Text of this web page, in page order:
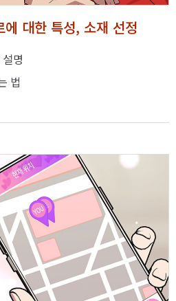
대한 특성, 소재 선정
명
법